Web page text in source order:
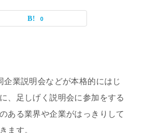
0
業説明会などが本格的にはじ
、足しげく説明会に参加をする
ある業界や企業がはっきりして
ます。